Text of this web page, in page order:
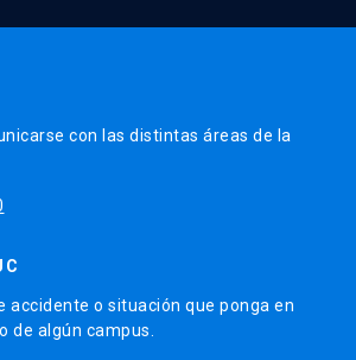
con las distintas áreas de la
accidente o situación que ponga en
de algún campus.